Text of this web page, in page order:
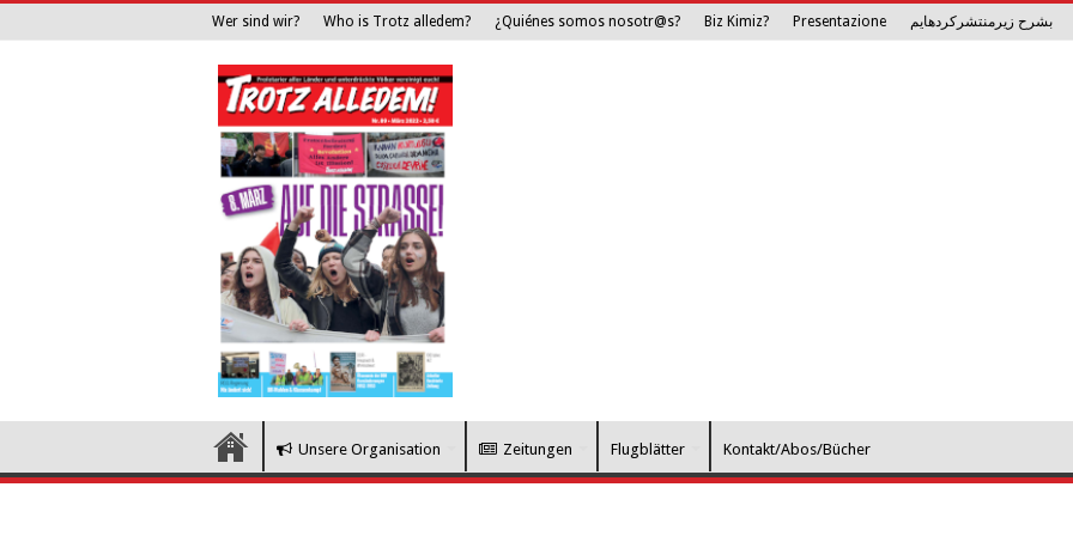
Wer sind wir? Who is Trotz alledem? ¿Quiénes somos nosotr@s? Biz Kimiz? Presentazione بشرح زیرمنتشرکرده­ایم
Unsere Organisation Zeitungen Flugblätter Kontakt/Abos/Bücher